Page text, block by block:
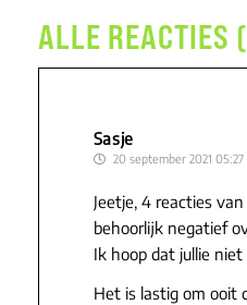
ALLE REACTIES
Sasje
20 september 2021 05:27
Jeetje, 4 reacties
behoorlijk negatief
Ik hoop dat jullie niet
Het is lastig om ooit